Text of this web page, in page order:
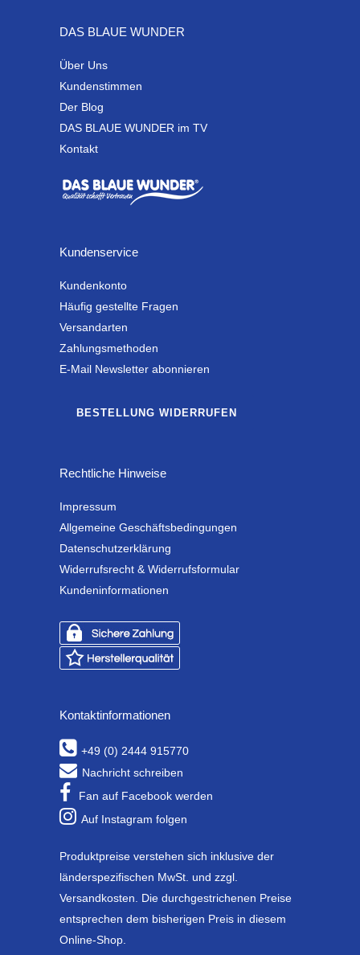
DAS BLAUE WUNDER
Über Uns
Kundenstimmen
Der Blog
DAS BLAUE WUNDER im TV
Kontakt
Kundenservice
Kundenkonto
Häufig gestellte Fragen
Versandarten
Zahlungsmethoden
E-Mail Newsletter abonnieren
BESTELLUNG WIDERRUFEN
Rechtliche Hinweise
Impressum
Allgemeine Geschäftsbedingungen
Datenschutzerklärung
Widerrufsrecht & Widerrufsformular
Kundeninformationen
Kontaktinformationen
+49 (0) 2444 915770
Nachricht schreiben
Fan auf Facebook werden
Auf Instagram folgen
Produktpreise verstehen sich inklusive der
länderspezifischen MwSt. und zzgl.
Versandkosten. Die durchgestrichenen Preise
entsprechen dem bisherigen Preis in diesem
Online-Shop.